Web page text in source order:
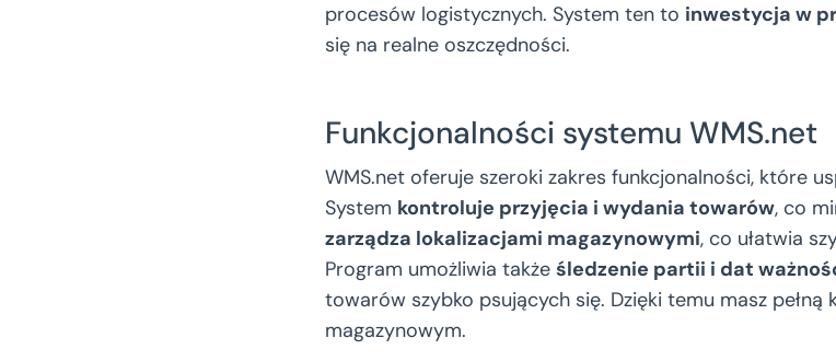
procesów logistycznych. System ten to inwestycja w
się na realne oszczędności.
Funkcjonalności systemu WMS.net
WMS.net oferuje szeroki zakres funkcjonalności, które
System kontroluje przyjęcia i wydania towarów, co
zarządza lokalizacjami magazynowymi, co ułatwia
Program umożliwia także śledzenie partii i dat
towarów szybko psujących się. Dzięki temu masz
magazynowym.